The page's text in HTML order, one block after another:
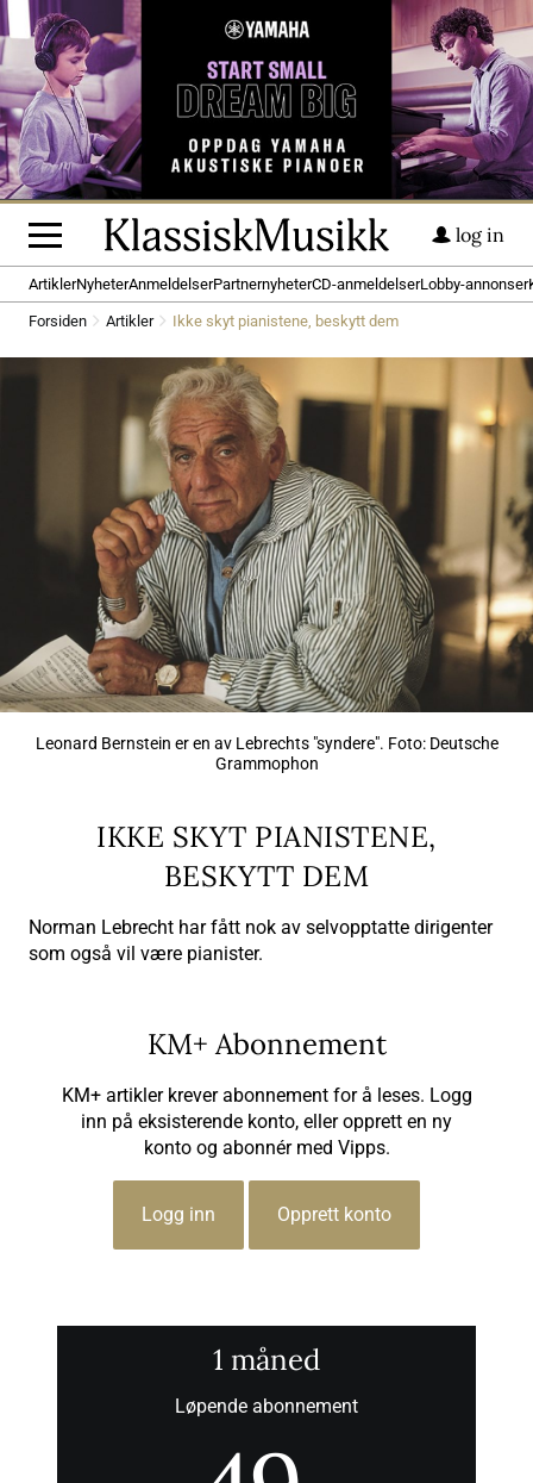
log in
ArtiklerNyheterAnmeldelserPartnernyheterCD-anmeldelserLobby-annonser
Forsiden Artikler Ikke skyt pianistene, beskytt dem
Leonard Bernstein er en av Lebrechts "syndere". Foto: Deutsche
Grammophon
IKKE SKYT PIANISTENE,
BESKYTT DEM
Norman Lebrecht har fått nok av selvopptatte dirigenter
som også vil være pianister.
KM+ Abonnement
KM+ artikler krever abonnement for å leses. Logg
inn på eksisterende konto, eller opprett en ny
konto og abonnér med Vipps.
Logg inn Opprett konto
1 måned
Løpende abonnement